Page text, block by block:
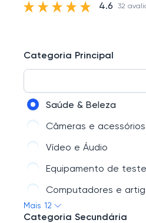
4.6 32
Categoria Principal
Saúde & Beleza
Câmeras e
Vídeo e Áudio
Brinquedos e Hobbies
Mais 12
Categoria Secundária